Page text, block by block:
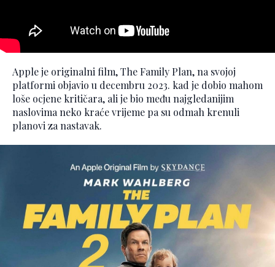
Apple je originalni film, The Family Plan, na svojoj
platformi objavio u decembru 2023. kad je dobio mahom
loše ocjene kritičara, ali je bio među najgledanijim
naslovima neko kraće vrijeme pa su odmah krenuli
planovi za nastavak.